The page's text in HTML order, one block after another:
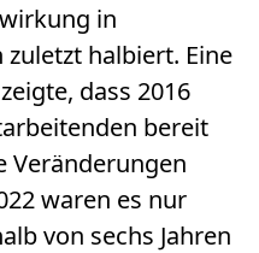
in
halbiert. Eine
zeigte, dass 2016
bereit
Veränderungen
waren es nur
von sechs Jahren